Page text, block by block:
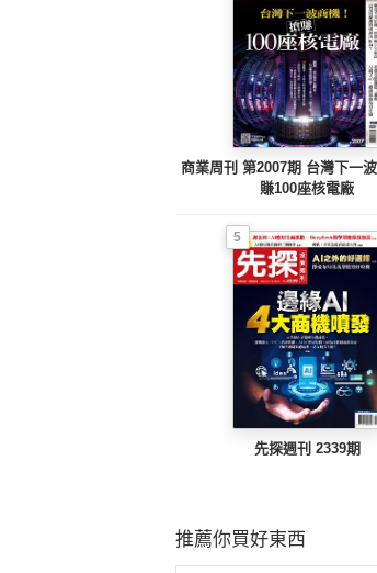
商業周刊 第2007期 台灣下一
賺100座核電廠
5
先探週刊 2339期
推薦你買好東西